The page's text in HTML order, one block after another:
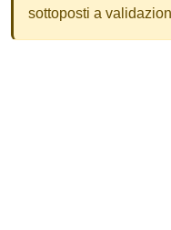
sottoposti a